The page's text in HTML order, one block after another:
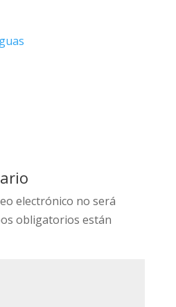
electrónico no será
obligatorios están